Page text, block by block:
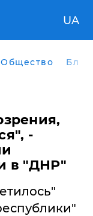
UA
Общество
-
в "ДНР"